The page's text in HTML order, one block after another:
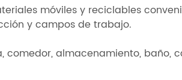
móviles y reciclables
y campos de trabajo.
comedor, almacenamiento, baño,